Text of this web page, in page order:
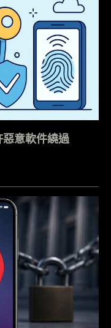
意軟件繞過